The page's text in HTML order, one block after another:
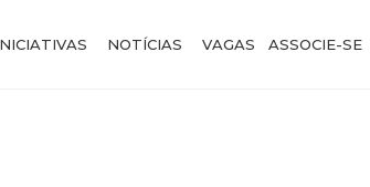
NOTÍCIAS VAGAS ASSOCIE-SE